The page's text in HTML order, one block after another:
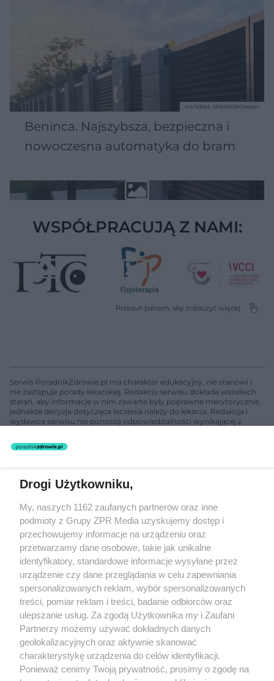
Beninca. Najszybsza, bezpieczna i
nowoczesna automatyka do bram
MATERIAŁ SPONSOROWANY
WSPÓŁPRACUJĄ Z NAMI:
Serwis PoradnikZdrowie.pl ma charakter edukacyjny, nie stanowi i
nie zastępuje porady lekarskiej. Redakcja serwisu dokłada wszelkich
starań, aby informacje w nim zawarte były poprawne merytorycznie,
jednakże decyzja dotycząca leczenia należy do lekarza. Redakcja i
wydawca serwisu nie ponoszą odpowiedzialności wynikającej z
świadczeń zdrowotnych w rozumieniu art. 3 ust 1 ustawy o
rozpowszechniany lub dalej rozpowszechniany w jakikolwiek sposób
(w tym także elektroniczny lub mechaniczny) na jakimkolwiek polu
eksploatacji w jakiejkolwiek formie, włącznie z umieszczaniem w
Internecie bez pisemnej zgody właściciela praw. Jakiekolwiek użycie
lub wykorzystanie utworów w całości lub w części z naruszeniem
prawa, tzn. bez właściwej zgody, jest zabronione pod groźbą kary i
może być ścigane prawnie.
O nas
Drogi Użytkowniku,
My, naszych 1162 zaufanych partnerów oraz inne
podmioty z Grupy ZPR Media uzyskujemy dostęp i
przechowujemy informacje na urządzeniu oraz
przetwarzamy dane osobowe, takie jak unikalne
identyfikatory, standardowe informacje wysyłane przez
urządzenie czy dane przeglądania w celu zapewniania
spersonalizowanych reklam, wybór spersonalizowanych
treści, pomiar reklam i treści, badanie odbiorców oraz
ulepszanie usług. Za zgodą Użytkownika my i Zaufani
Partnerzy możemy używać dokładnych danych
geolokalizacyjnych oraz aktywnie skanować
charakterystykę urządzenia do celów identyfikacji.
Ponieważ cenimy Twoją prywatność, prosimy o zgodę na